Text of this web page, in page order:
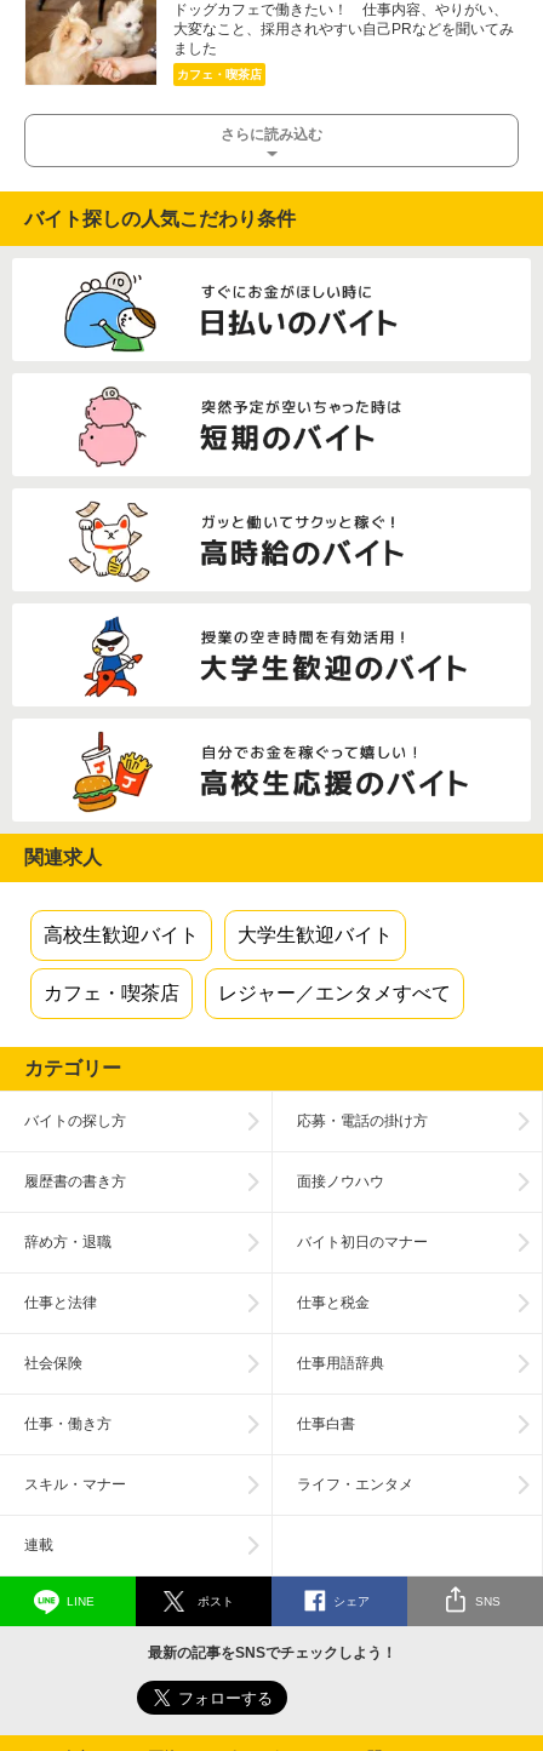
ドッグカフェで働きたい！ 仕事内容、やりがい、
大変なこと、採用されやすい自己PRなどを聞いてみ
ました
カフェ・喫茶店
さらに読み込む
バイト探しの人気こだわり条件
関連求人
高校生歓迎バイト 大学生歓迎バイト
カフェ・喫茶店 レジャー／エンタメすべて
カテゴリー
バイトの探し方 応募・電話の掛け方
履歴書の書き方 面接ノウハウ
辞め方・退職 バイト初日のマナー
仕事と法律 仕事と税金
社会保険 仕事用語辞典
仕事・働き方 仕事白書
スキル・マナー ライフ・エンタメ
連載
LINE ポスト シェア SNS
最新の記事をSNSでチェックしよう！